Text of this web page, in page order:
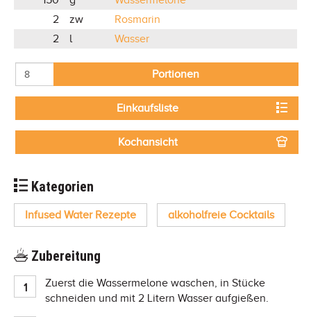
2
zw
Rosmarin
2
l Wasser
Portionen
Einkaufsliste
Kochansicht
Kategorien
Infused Water Rezepte alkoholfreie Cocktails
Zubereitung
Zuerst die Wassermelone waschen, in Stücke
schneiden und mit 2 Litern Wasser aufgießen.